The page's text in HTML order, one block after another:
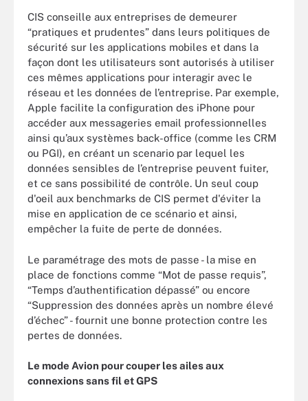
CIS conseille aux entreprises de demeurer
“pratiques et prudentes” dans leurs politiques de
sécurité sur les applications mobiles et dans la
façon dont les utilisateurs sont autorisés à utiliser
ces mêmes applications pour interagir avec le
réseau et les données de l’entreprise. Par exemple,
Apple facilite la configuration des iPhone pour
accéder aux messageries email professionnelles
ainsi qu’aux systèmes back-office (comme les CRM
ou PGI), en créant un scenario par lequel les
données sensibles de l’entreprise peuvent fuiter,
et ce sans possibilité de contrôle. Un seul coup
d'oeil aux benchmarks de CIS permet d'éviter la
mise en application de ce scénario et ainsi,
empêcher la fuite de perte de données.
Le paramétrage des mots de passe - la mise en
place de fonctions comme “Mot de passe requis”,
“Temps d’authentification dépassé” ou encore
“Suppression des données après un nombre élevé
d’échec” - fournit une bonne protection contre les
pertes de données.
Le mode Avion pour couper les ailes aux
connexions sans fil et GPS